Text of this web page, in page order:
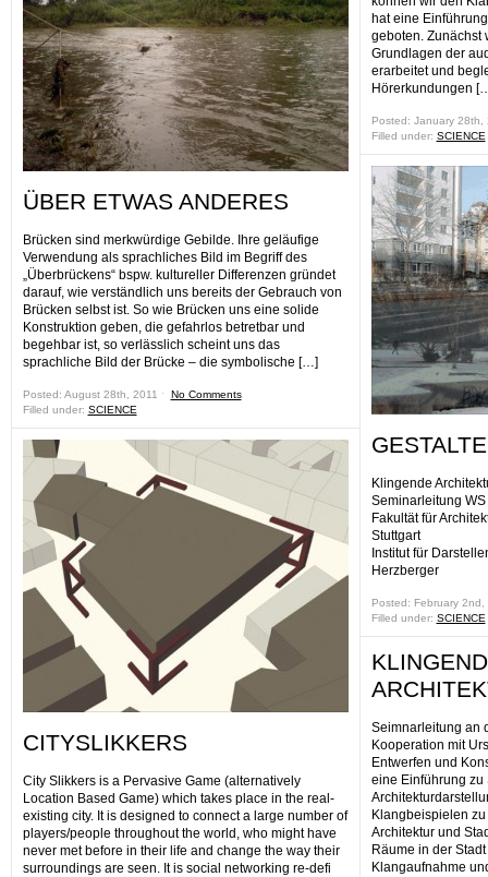
ÜBER ETWAS ANDERES
Brücken sind merkwürdige Gebilde. Ihre geläufige
Verwendung als sprachliches Bild im Begriff des
„Überbrückens“ bspw. kultureller Differenzen gründet
darauf, wie verständlich uns bereits der Gebrauch von
Brücken selbst ist. So wie Brücken uns eine solide
Konstruktion geben, die gefahrlos betretbar und
begehbar ist, so verlässlich scheint uns das
sprachliche Bild der Brücke – die symbolische […]
Posted: August 28th, 2011 ˑ No Comments
Filled under: SCIENCE
CITYSLIKKERS
City Slikkers is a Pervasive Game (alternatively
Location Based Game) which takes place in the real-
existing city. It is designed to connect a large number of
players/people throughout the world, who might have
never met before in their life and change the way their
surroundings are seen. It is social networking re-defi
hat eine
geboten. Zunächst
Grundlagen der
erarbeitet und
Hörerkundungen
Posted: January
Filled under: SCIENCE
Klingende
Seminarleitung
Fakultät für
Stuttgart
Institut für
Herzberger
Posted: February
Filled under: SCIENCE
Seimnarleitung an
Kooperation mit
Entwerfen und
eine Einführung zu
Klangbeispielen
Architektur und
Räume in der
Klangaufnahme